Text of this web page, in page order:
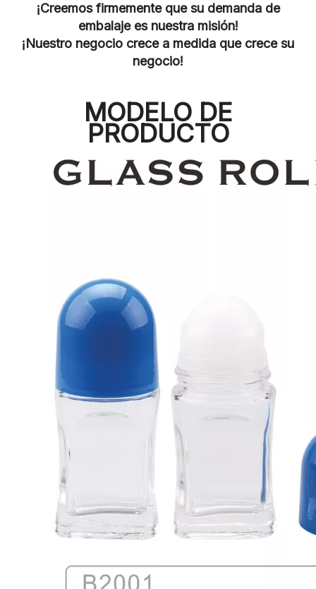
¡Creemos firmemente que su demanda de
embalaje es nuestra misión!
¡Nuestro negocio crece a medida que crece su
negocio!
MODELO DE
PRODUCTO